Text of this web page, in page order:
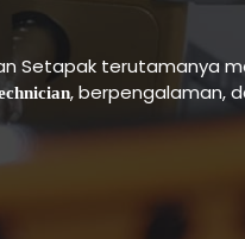
Setapak terutamanya
, berpengalaman,